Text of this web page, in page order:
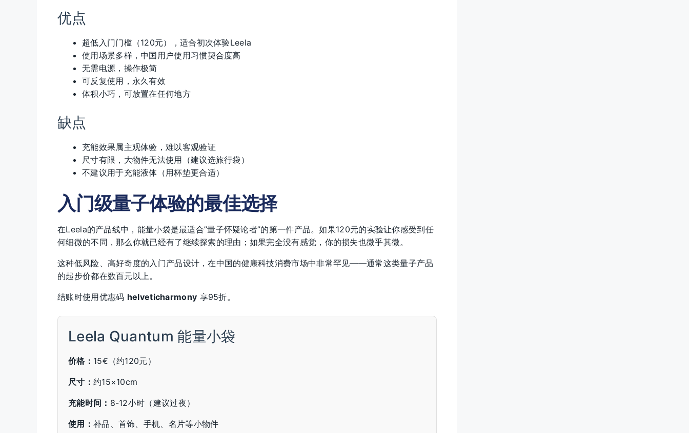
优点
超低入门门槛（120元），适合初次体验Leela
使用场景多样，中国用户使用习惯契合度高
无需电源，操作极简
可反复使用，永久有效
体积小巧，可放置在任何地方
缺点
充能效果属主观体验，难以客观验证
尺寸有限，大物件无法使用（建议选旅行袋）
不建议用于充能液体（用杯垫更合适）
入门级量子体验的最佳选择
在Leela的产品线中，能量小袋是最适合”量子怀疑论者”的第一件产品。如果120元的实验让你感受到任
何细微的不同，那么你就已经有了继续探索的理由；如果完全没有感觉，你的损失也微乎其微。
这种低风险、高好奇度的入门产品设计，在中国的健康科技消费市场中非常罕见——通常这类量子产品
的起步价都在数百元以上。
结账时使用优惠码 helveticharmony 享95折。
Leela Quantum 能量小袋
价格： 15€（约120元）
尺寸： 约15×10cm
充能时间： 8-12小时（建议过夜）
使用： 补品、首饰、手机、名片等小物件